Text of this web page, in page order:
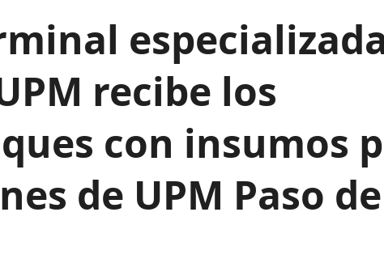
recibe los
con insumos
de UPM Paso